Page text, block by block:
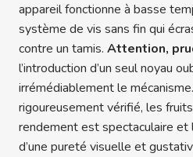
appareil fonctionne à basse
système de vis sans fin qui
contre un tamis. Attention,
l’introduction d’un seul noyau
irrémédiablement le
rigoureusement vérifié, les
rendement est spectaculaire et
d’une pureté visuelle et